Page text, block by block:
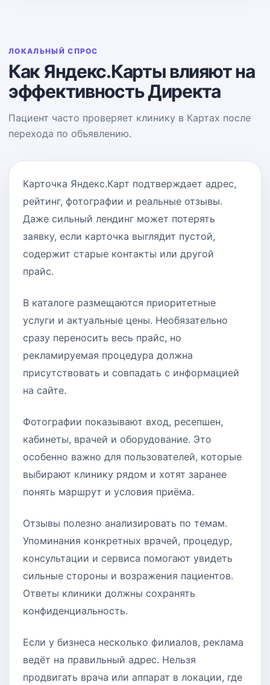
ЛОКАЛЬНЫЙ СПРОС
Как Яндекс.Карты влияют на
эффективность Директа
Пациент часто проверяет клинику в Картах после
перехода по объявлению.
Карточка Яндекс.Карт подтверждает адрес,
рейтинг, фотографии и реальные отзывы.
Даже сильный лендинг может потерять
заявку, если карточка выглядит пустой,
содержит старые контакты или другой
прайс.
В каталоге размещаются приоритетные
услуги и актуальные цены. Необязательно
сразу переносить весь прайс, но
рекламируемая процедура должна
присутствовать и совпадать с информацией
на сайте.
Фотографии показывают вход, ресепшен,
кабинеты, врачей и оборудование. Это
особенно важно для пользователей, которые
выбирают клинику рядом и хотят заранее
понять маршрут и условия приёма.
Отзывы полезно анализировать по темам.
Упоминания конкретных врачей, процедур,
консультации и сервиса помогают увидеть
сильные стороны и возражения пациентов.
Ответы клиники должны сохранять
конфиденциальность.
Если у бизнеса несколько филиалов, реклама
ведёт на правильный адрес. Нельзя
продвигать врача или аппарат в локации, где